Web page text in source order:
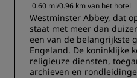
0.60 mi/0.96 km van het hotel
Westminster Abbey, dat
staat met meer dan
een van de belangrijkste
Engeland. De koninklijke
religieuze diensten,
archieven en